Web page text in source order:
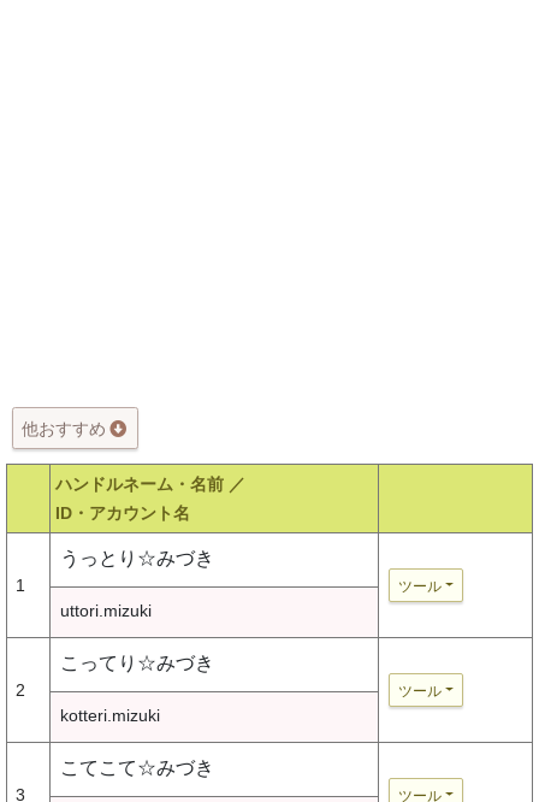
他おすすめ
ハンドルネーム・名前 ／
ID・アカウント名
1
うっとり☆みづき
ツール
uttori.mizuki
2
こってり☆みづき
ツール
kotteri.mizuki
3
こてこて☆みづき
ツール